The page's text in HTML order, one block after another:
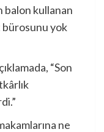
balon kullanan
yok
“Son
ne